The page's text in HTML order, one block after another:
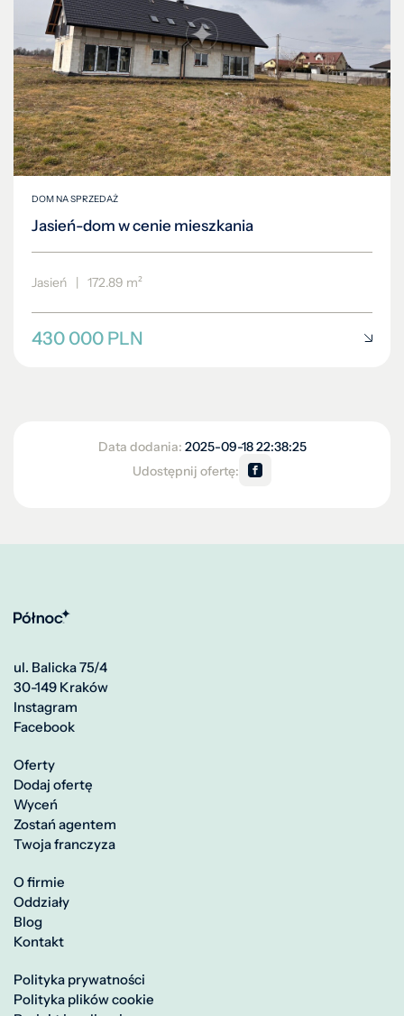
DOM NA SPRZEDAŻ
Jasień-dom w cenie mieszkania
Jasień | 172.89 m²
430 000 PLN
Data dodania: 2025-09-18 22:38:25
Udostępnij ofertę:
ul. Balicka 75/4
30-149 Kraków
Instagram
Facebook
Oferty
Dodaj ofertę
Wyceń
Zostań agentem
Twoja franczyza
O firmie
Oddziały
Blog
Kontakt
Polityka prywatności
Polityka plików cookie